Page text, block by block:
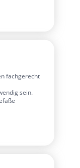
fachgerecht
sein.